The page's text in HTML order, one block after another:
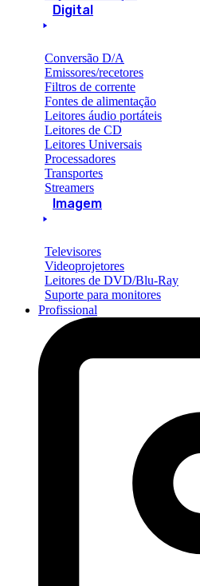
Digital
Conversão D/A
Emissores/recetores
Filtros de corrente
Fontes de alimentação
Leitores áudio portáteis
Leitores de CD
Leitores Universais
Processadores
Transportes
Streamers
Imagem
Televisores
Videoprojetores
Leitores de DVD/Blu-Ray
Suporte para monitores
Profissional